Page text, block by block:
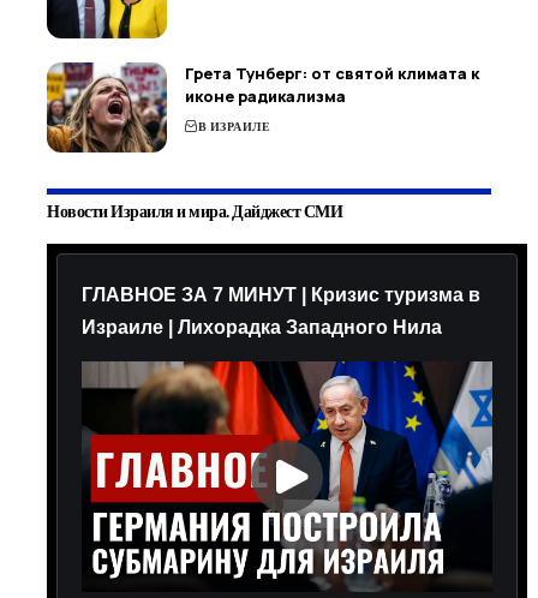
Грета Тунберг: от святой климата к
иконе радикализма
В ИЗРАИЛЕ
Новости Израиля и мира. Дайджест СМИ